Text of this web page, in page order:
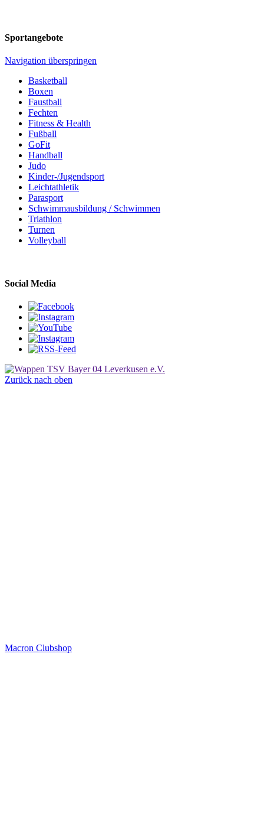
Sportangebote
Navigation überspringen
Basketball
Boxen
Faustball
Fechten
Fitness & Health
Fußball
GoFit
Handball
Judo
Kinder-/Jugendsport
Leichtathletik
Parasport
Schwimmausbildung / Schwimmen
Triathlon
Turnen
Volleyball
Social Media
Zurück nach oben
Macron Clubshop